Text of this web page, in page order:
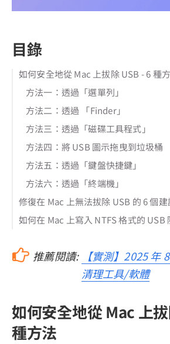
目錄
如何安全地從 Mac 上拔除 USB - 6 種
方法一：透過「選單列」
方法二：透過 「Finder」
方法三：透過「磁碟工具程式」
方法四：將 USB 圖示拖曳到垃圾桶
方法五：透過「鍵盤快捷鍵」
方法六：透過「終端機」
修復在 Mac 上無法拔除 USB 的 6 個建
如何在 Mac 上寫入 NTFS 格式的 USB
推薦閱讀:
【實測】2025 年
清理工具/軟體
如何安全地從 Mac 上
種方法